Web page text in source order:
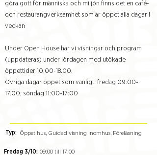
göra gott för människa och miljön finns det en café-
och restaurangverksamhet som är öppet alla dagar i
veckan
Under Open House har vi visningar och program
(uppdateras) under lördagen med utökade
öppettider 10.00-18.00.
Övriga dagar öppet som vanligt: fredag 09.00-
17.00, söndag 11:00-17:00
Typ: Öppet hus, Guidad visning inomhus, Föreläsning
Fredag 3/10: 09:00 till 17:00